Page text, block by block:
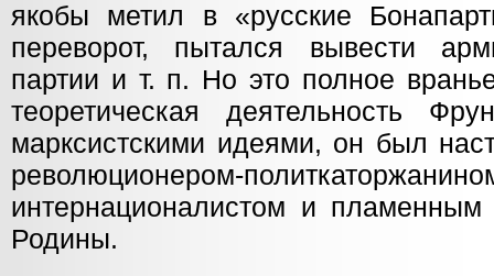
якобы метил в «русские
переворот, пытался вывести
партии и т. п. Но это полное
теоретическая деятельность
марксистскими идеями, он был
революционером-
интернационалистом и пламенным
Родины.